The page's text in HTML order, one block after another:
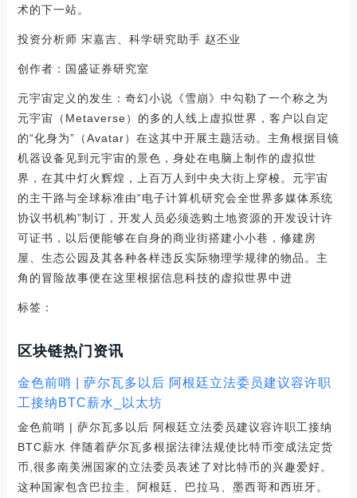
术的下一站。
投资分析师 宋嘉吉、科学研究助手 赵丕业
创作者：国盛证券研究室
元宇宙定义的发生：奇幻小说《雪崩》中勾勒了一个称之为
元宇宙（Metaverse）的多的人线上虚拟世界，客户以自定
的“化身为”（Avatar）在这其中开展主题活动。主角根据目镜
机器设备见到元宇宙的景色，身处在电脑上制作的虚拟世
界，在其中灯火辉煌，上百万人到中央大街上穿梭。元宇宙
的主干路与全球标准由“电子计算机研究会全世界多媒体系统
协议书机构”制订，开发人员必须选购土地资源的开发设计许
可证书，以后便能够在自身的商业街搭建小小巷，修建房
屋、生态公园及其各种各样违反实际物理学规律的物品。主
角的冒险故事便在这里根据信息科技的虚拟世界中进
标签：
区块链热门资讯
金色前哨 | 萨尔瓦多以后 阿根廷立法委员建议容许职
工接纳BTC薪水_以太坊
金色前哨 | 萨尔瓦多以后 阿根廷立法委员建议容许职工接纳
BTC薪水 伴随着萨尔瓦多根据法律法规使比特币变成法定货
币,很多南美洲国家的立法委员表述了对比特币的兴趣爱好。
这种国家包含巴拉圭、阿根廷、巴拉马、墨西哥和西班牙。